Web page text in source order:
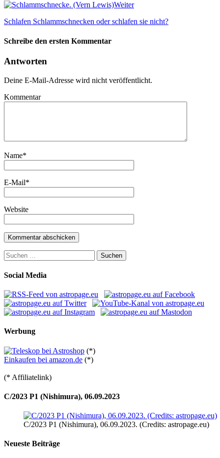
Weiter
Schlafen Schlammschnecken oder schlafen sie nicht?
Schreibe den ersten Kommentar
Antworten
Deine E-Mail-Adresse wird nicht veröffentlicht.
Kommentar
Name*
E-Mail*
Website
Suchen
nach:
Social Media
Werbung
(*)
Einkaufen bei amazon.de (*)
(* Affiliatelink)
C/2023 P1 (Nishimura), 06.09.2023
C/2023 P1 (Nishimura), 06.09.2023. (Credits: astropage.eu)
Neueste Beiträge